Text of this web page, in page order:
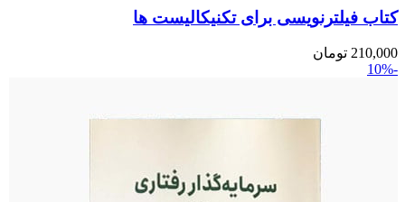
کتاب فیلترنویسی برای تکنیکالیست ها
210,000 تومان
-10%